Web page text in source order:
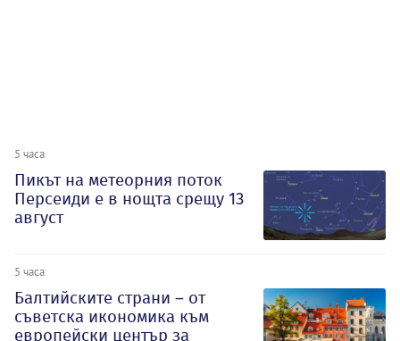
5 часа
Пикът на метеорния поток
Персеиди е в нощта срещу 13
август
5 часа
Балтийските страни – от
съветска икономика към
европейски център за